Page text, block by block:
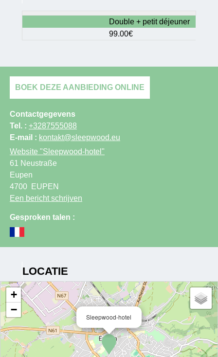
Double + petit déjeuner
99.00€
BOEK DEZE AANBIEDING ONLINE
Contactgegevens
Tel. : +3287555088
E-mail : kontakt@sleepwood.eu
Website "Sleepwood-hotel"
61 Neustraße
Eupen
4700
EUPEN
Een bericht schrijven
Gesproken talen :
LOCATIE
Sleepwood-hotel
+
−